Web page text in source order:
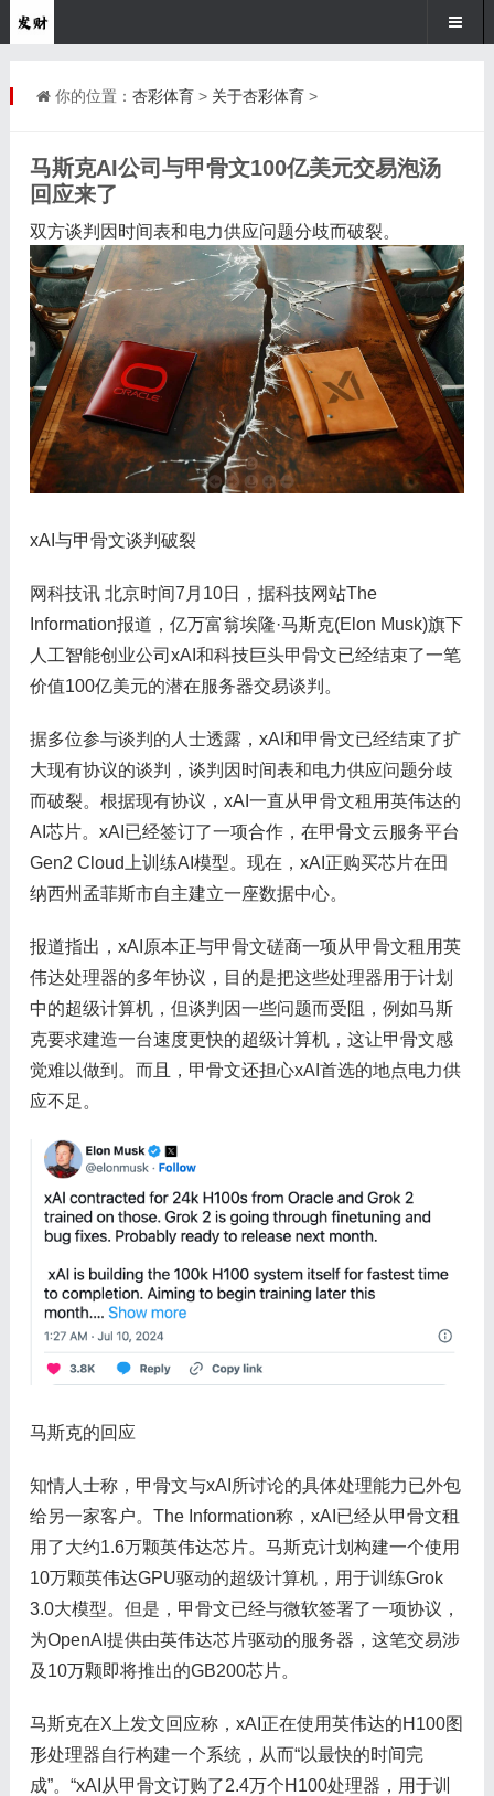
你的位置： 杏彩体育> 关于杏彩体育>
马斯克AI公司与甲骨文100亿美元交易泡汤
回应来了
双方谈判因时间表和电力供应问题分歧而破裂。
xAI与甲骨文谈判破裂
网科技讯 北京时间7月10日，据科技网站The
Information报道，亿万富翁埃隆·马斯克(Elon Musk)旗下
人工智能创业公司xAI和科技巨头甲骨文已经结束了一笔
价值100亿美元的潜在服务器交易谈判。
据多位参与谈判的人士透露，xAI和甲骨文已经结束了扩
大现有协议的谈判，谈判因时间表和电力供应问题分歧
而破裂。根据现有协议，xAI一直从甲骨文租用英伟达的
AI芯片。xAI已经签订了一项合作，在甲骨文云服务平台
Gen2 Cloud上训练AI模型。现在，xAI正购买芯片在田
纳西州孟菲斯市自主建立一座数据中心。
报道指出，xAI原本正与甲骨文磋商一项从甲骨文租用英
伟达处理器的多年协议，目的是把这些处理器用于计划
中的超级计算机，但谈判因一些问题而受阻，例如马斯
克要求建造一台速度更快的超级计算机，这让甲骨文感
觉难以做到。而且，甲骨文还担心xAI首选的地点电力供
应不足。
马斯克的回应
知情人士称，甲骨文与xAI所讨论的具体处理能力已外包
给另一家客户。The Information称，xAI已经从甲骨文租
用了大约1.6万颗英伟达芯片。马斯克计划构建一个使用
10万颗英伟达GPU驱动的超级计算机，用于训练Grok
3.0大模型。但是，甲骨文已经与微软签署了一项协议，
为OpenAI提供由英伟达芯片驱动的服务器，这笔交易涉
及10万颗即将推出的GB200芯片。
马斯克在X上发文回应称，xAI正在使用英伟达的H100图
形处理器自行构建一个系统，从而“以最快的时间完
成”。“xAI从甲骨文订购了2.4万个H100处理器，用于训